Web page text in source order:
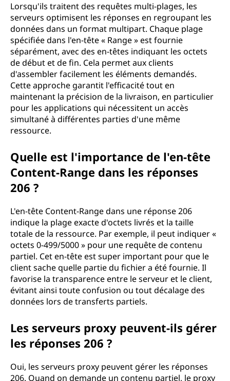
Lorsqu'ils traitent des requêtes multi-plages, les
serveurs optimisent les réponses en regroupant les
données dans un format multipart. Chaque plage
spécifiée dans l'en-tête « Range » est fournie
séparément, avec des en-têtes indiquant les octets
de début et de fin. Cela permet aux clients
d'assembler facilement les éléments demandés.
Cette approche garantit l'efficacité tout en
maintenant la précision de la livraison, en particulier
pour les applications qui nécessitent un accès
simultané à différentes parties d'une même
ressource.
Quelle est l'importance de l'en-tête
Content-Range dans les réponses
206 ?
L'en-tête Content-Range dans une réponse 206
indique la plage exacte d'octets livrés et la taille
totale de la ressource. Par exemple, il peut indiquer «
octets 0-499/5000 » pour une requête de contenu
partiel. Cet en-tête est super important pour que le
client sache quelle partie du fichier a été fournie. Il
favorise la transparence entre le serveur et le client,
évitant ainsi toute confusion ou tout décalage des
données lors de transferts partiels.
Les serveurs proxy peuvent-ils gérer
les réponses 206 ?
Oui, les serveurs proxy peuvent gérer les réponses
206. Quand on demande un contenu partiel, le proxy